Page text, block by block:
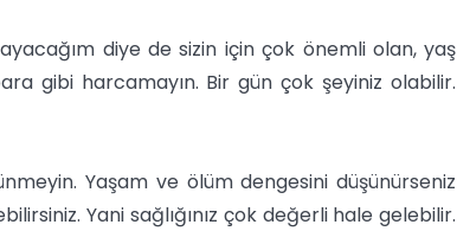
diye de sizin için çok önemli olan, yaş
gibi harcamayın. Bir gün çok şeyiniz olabilir.
Yaşam ve ölüm dengesini düşünürseniz
Yani sağlığınız çok değerli hale gelebilir.